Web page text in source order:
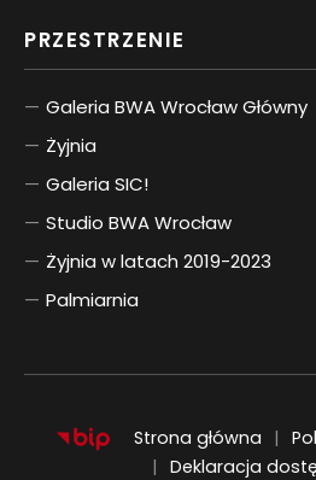
PRZESTRZENIE
Galeria BWA Wrocław Główny
Żyjnia
Galeria SIC!
Studio BWA Wrocław
Żyjnia w latach 2019-2023
Palmiarnia
Strona główna
Deklaracja